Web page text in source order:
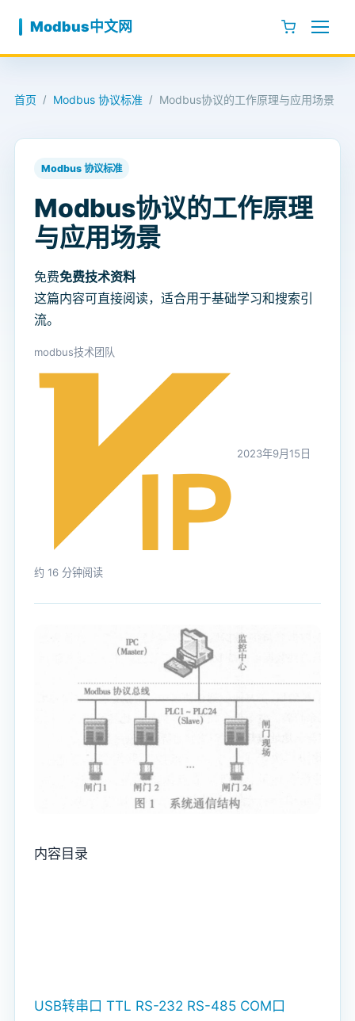
Modbus中文网
首页 / Modbus 协议标准 / Modbus协议的工作原理与应用场景
Modbus 协议标准
Modbus协议的工作原理
与应用场景
免费免费技术资料
这篇内容可直接阅读，适合用于基础学习和搜索引
流。
modbus技术团队
2023年9月15日
约 16 分钟阅读
内容目录
USB转串口 TTL RS-232 RS-485 COM口